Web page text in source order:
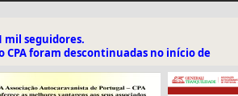
mil seguidores.
CPA foram descontinuadas no início de